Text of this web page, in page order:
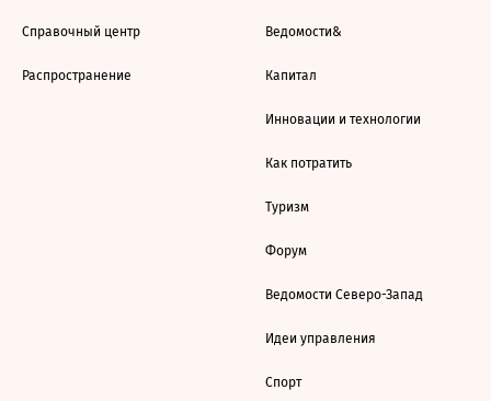
Справочный центр
Распространение
Ведомости&
Капитал
Инновации и технологии
Как потратить
Туризм
Форум
Ведомости Северо-Запад
Идеи управления
Спорт